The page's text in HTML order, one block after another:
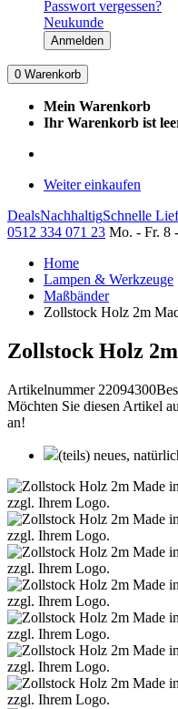
Passwort vergessen?
Neukunde
Anmelden
0 Warenkorb
Mein Warenkorb
Ihr Warenkorb ist
Weiter einkaufen
DealsNachhaltigSchnelle
0512 334 071 23 Mo. - Fr. 8
Home
Lampen & Werkzeuge
Maßbänder
Zollstock Holz 2m
Zollstock Holz
Artikelnummer 22094300
Möchten Sie diesen Artikel
an!
(teils) neues,